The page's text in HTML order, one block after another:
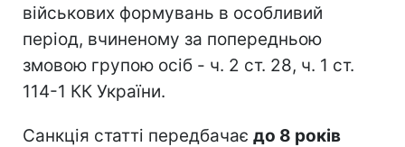
військових формувань в особливий
період, вчиненому за попередньою
змовою групою осіб - ч. 2 ст. 28, ч. 1 ст.
114-1 КК України.
Санкція статті передбачає до 8 років